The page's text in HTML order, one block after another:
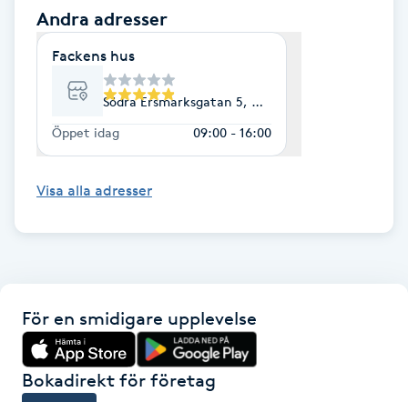
Hot Stone Massage
Hot yoga
Hudföryngring
Huduppstramning
Hudvård
Hyperhidros
Hypnos
Andra adresser
Fackens hus
Södra Ersmarksgatan 5, Umeå
Öppet idag
09:00 - 16:00
Visa alla adresser
För en smidigare upplevelse
Bokadirekt för företag